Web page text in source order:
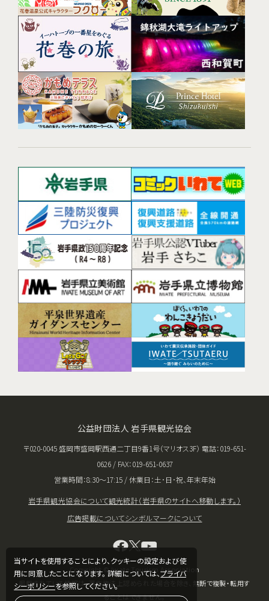
当サイトを使用することにより、クッキーの設定および使
用に同意したことになります。 詳細については、プライバ
シーポリシーを参照してください。
公益財団法人 岩手県観光協会
〒020-0045 盛岡市盛岡駅西通二丁目9番1号（マリオス3F） 電話：019-651-
0626 / FAX：019-651-0637
営業時間：8:30〜17:15 / 休業日：土･日･祝、年末年始
岩手県観光協会について観光統計（岩手県のサイトへ移動します。）
広告掲載についてシンボルマークについて
Copyright © Iwate Tourism Association
掲載されている情報は、著作権法上認められた場合を除き、無断で複製・転用す
ることはできません。